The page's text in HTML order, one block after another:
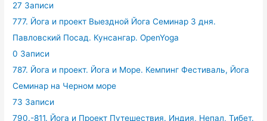
27 Записи
777. Йога и проект Выездной Йога Семинар 3 дня.
Павловский Посад. Кунсангар. OpenYoga
0 Записи
787. Йога и проект. Йога и Море. Кемпинг Фестиваль, Йога
Семинар на Черном море
73 Записи
790.-811. Йога и Проект Путешествия. Индия, Непал, Тибет.